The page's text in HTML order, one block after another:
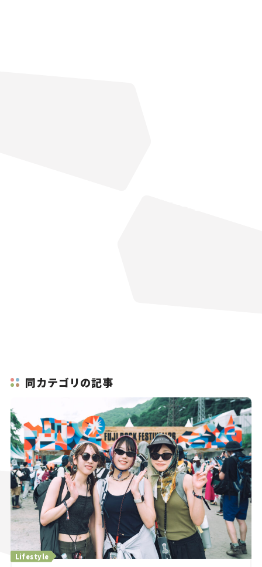
同カテゴリの記事
Lifestyle